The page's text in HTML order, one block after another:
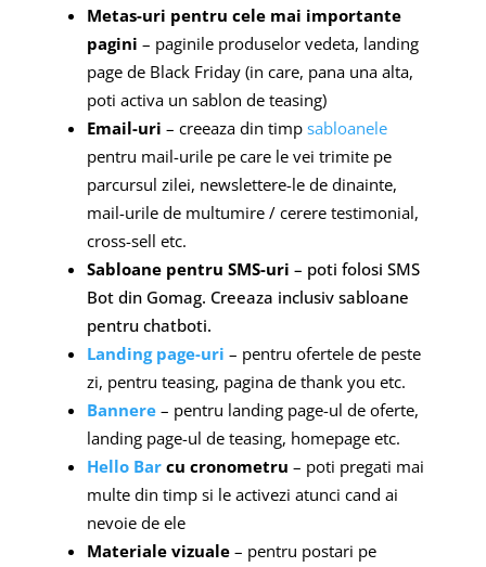
Metas-uri pentru cele mai importante
pagini – paginile produselor vedeta, landing
page de Black Friday (in care, pana una alta,
poti activa un sablon de teasing)
Email-uri – creeaza din timp sabloanele
pentru mail-urile pe care le vei trimite pe
parcursul zilei, newslettere-le de dinainte,
mail-urile de multumire / cerere testimonial,
cross-sell etc.
Sabloane pentru SMS-uri – poti folosi SMS
Bot din Gomag. Creeaza inclusiv sabloane
pentru chatboti.
Landing page-uri – pentru ofertele de peste
zi, pentru teasing, pagina de thank you etc.
Bannere – pentru landing page-ul de oferte,
landing page-ul de teasing, homepage etc.
Hello Barcu cronometru – poti pregati mai
multe din timp si le activezi atunci cand ai
nevoie de ele
Materiale vizuale– pentru postari pe